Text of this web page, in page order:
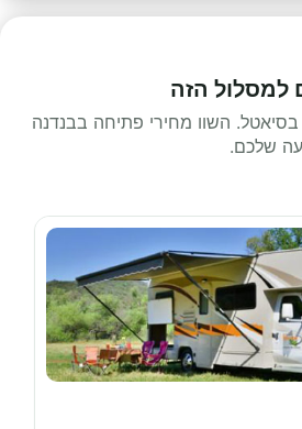
למסלול הזה
בסיאטל. השוו מחירי פתיחה בבנדנה
שלכם.